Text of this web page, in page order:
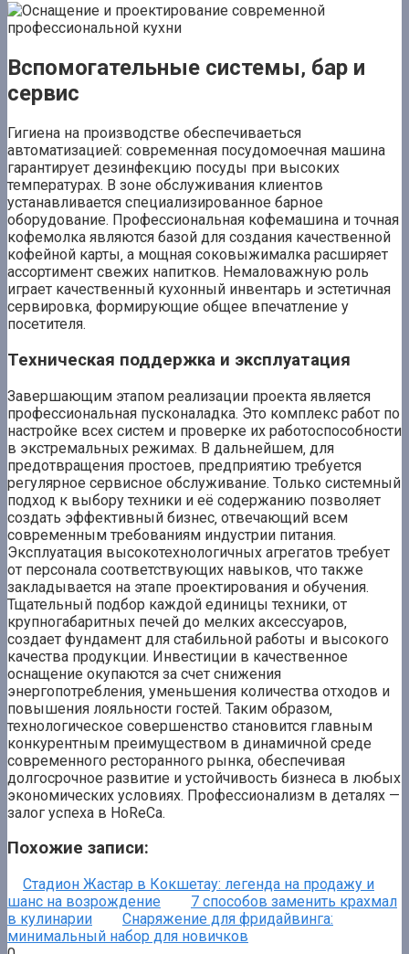
Вспомогательные системы‚ бар и
сервис
Гигиена на производстве обеспечиваеться
автоматизацией: современная посудомоечная машина
гарантирует дезинфекцию посуды при высоких
температурах. В зоне обслуживания клиентов
устанавливается специализированное барное
оборудование. Профессиональная кофемашина и точная
кофемолка являются базой для создания качественной
кофейной карты‚ а мощная соковыжималка расширяет
ассортимент свежих напитков. Немаловажную роль
играет качественный кухонный инвентарь и эстетичная
сервировка‚ формирующие общее впечатление у
посетителя.
Техническая поддержка и эксплуатация
Завершающим этапом реализации проекта является
профессиональная пусконаладка. Это комплекс работ по
настройке всех систем и проверке их работоспособности
в экстремальных режимах. В дальнейшем‚ для
предотвращения простоев‚ предприятию требуется
регулярное сервисное обслуживание. Только системный
подход к выбору техники и её содержанию позволяет
создать эффективный бизнес‚ отвечающий всем
современным требованиям индустрии питания.
Эксплуатация высокотехнологичных агрегатов требует
от персонала соответствующих навыков‚ что также
закладывается на этапе проектирования и обучения.
Тщательный подбор каждой единицы техники‚ от
крупногабаритных печей до мелких аксессуаров‚
создает фундамент для стабильной работы и высокого
качества продукции. Инвестиции в качественное
оснащение окупаются за счет снижения
энергопотребления‚ уменьшения количества отходов и
повышения лояльности гостей. Таким образом‚
технологическое совершенство становится главным
конкурентным преимуществом в динамичной среде
современного ресторанного рынка‚ обеспечивая
долгосрочное развитие и устойчивость бизнеса в любых
экономических условиях. Профессионализм в деталях —
залог успеха в HoReCa.
Похожие записи:
Стадион Жастар в Кокшетау: легенда на продажу и
шанс на возрождение
7 способов заменить крахмал
в кулинарии
Снаряжение для фридайвинга:
минимальный набор для новичков